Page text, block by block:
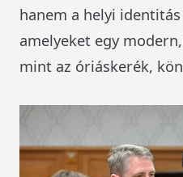
hanem a helyi
amelyeket egy
mint az óriáskerék,